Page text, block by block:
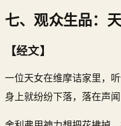
七、观众生品：
【经文】
一位天女在维摩诘家里，
身上就纷纷下落，落在声